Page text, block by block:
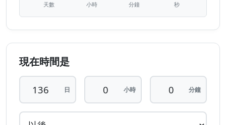
天數 小時 分鐘 秒
現在時間是
日 小時 分鐘